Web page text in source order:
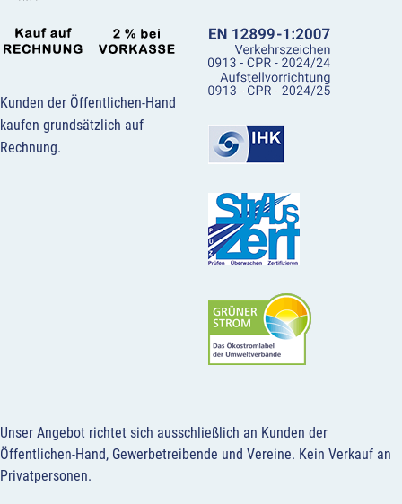
Kunden der Öffentlichen-Hand
kaufen grundsätzlich auf
Rechnung.
Unser Angebot richtet sich ausschließlich an Kunden der
Öffentlichen-Hand, Gewerbetreibende und Vereine. Kein Verkauf an
Privatpersonen.